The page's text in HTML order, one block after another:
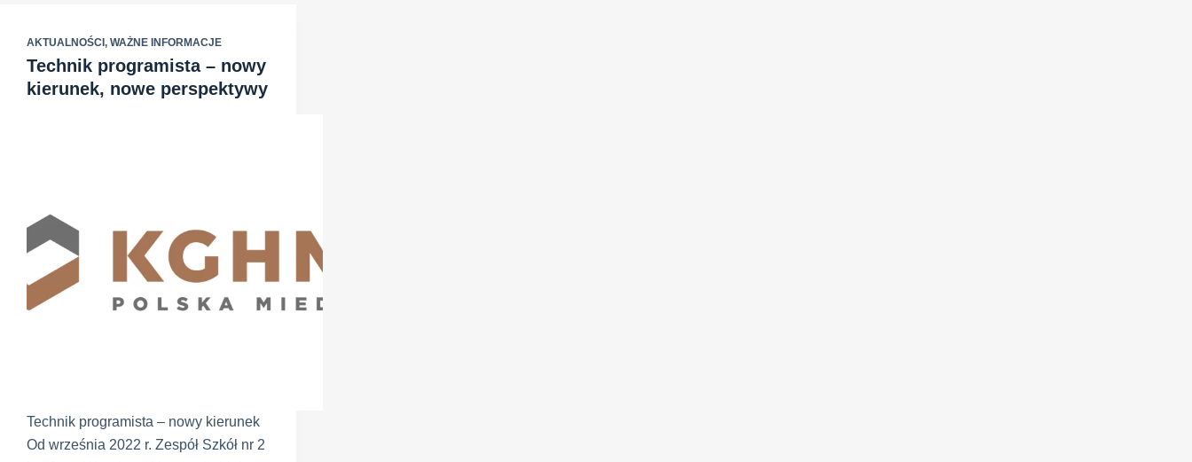
AKTUALNOŚCI , WAŻNE INFORMACJE
Technik programista – nowy
kierunek, nowe perspektywy
Technik programista – nowy kierunek
Od września 2022 r. Zespół Szkół nr 2